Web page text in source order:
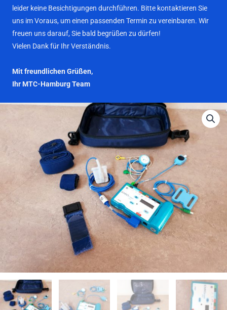
leider keine Besichtigungen durchführen. Bitte kontaktieren Sie
uns im Voraus, um einen passenden Termin zu vereinbaren. Wir
freuen uns darauf, Sie bald begrüßen zu dürfen!
Vielen Dank für Ihr Verständnis.
Mit freundlichen Grüßen,
Ihr MTC-Hamburg Team